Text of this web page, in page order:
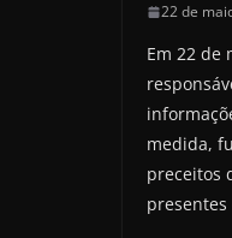
22 de
Em 22 de
medida,
preceitos